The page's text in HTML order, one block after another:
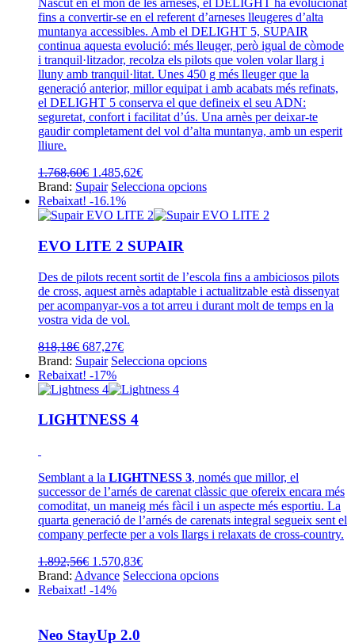
es
poden
triar
a
la
pàgina
del
producte
Nascut en el món de les arneses, el DELIGHT ha evolucionat
fins a convertir-se en el referent d’arneses lleugeres d’alta
muntanya accessibles. Amb el DELIGHT 5, SUPAIR
continua aquesta evolució: més lleuger, però igual de còmode
i tranquil·litzador, recolza els pilots que volen volar llarg i
lluny amb tranquil·litat. Unes 450 g més lleuger que la
generació anterior, millor equipat i amb acabats més refinats,
el DELIGHT 5 conserva el que defineix el seu ADN:
seguretat, confort i facilitat d’ús. Una arnès per deixar-te
gaudir completament del vol d’alta muntanya, amb un esperit
lliure.
1.768,60€ El
preu
original
era:
1.485,62€El
preu
és:
Brand: Supair Selecciona opcionsAquest
té
opcions
es
poden
triar
pàgina
del
Rebaixat! -16.1%
EVO LITE 2 SUPAIR
Des de pilots recent sortit de l’escola fins a ambiciosos pilots
de cross, aquest arnès adaptable i actualitzable està dissenyat
per acompanyar-vos a tot arreu i durant molt de temps en la
vostra vida de vol.
818,18€ El
preu
original
era:
687,27€El
preu
és:
Brand: Supair Selecciona opcionsAquest
poden
triar
a
la
pàgina
Rebaixat! -17%
LIGHTNESS 4
Semblant a la LIGHTNESS 3, només que millor, el
successor de l’arnés de carenat clàssic que ofereix encara més
comoditat, un maneig més fàcil i un aspecte més esportiu. La
quarta generació de l’arnés de carenats integral segueix sent el
company perfecte per a vols llargs i relaxats de cross-country.
1.892,56€ El
preu
original
1.570,83€El
preu
Brand: Advance Selecciona opcionsAquest
Rebaixat! -14%
Neo StayUp 2.0